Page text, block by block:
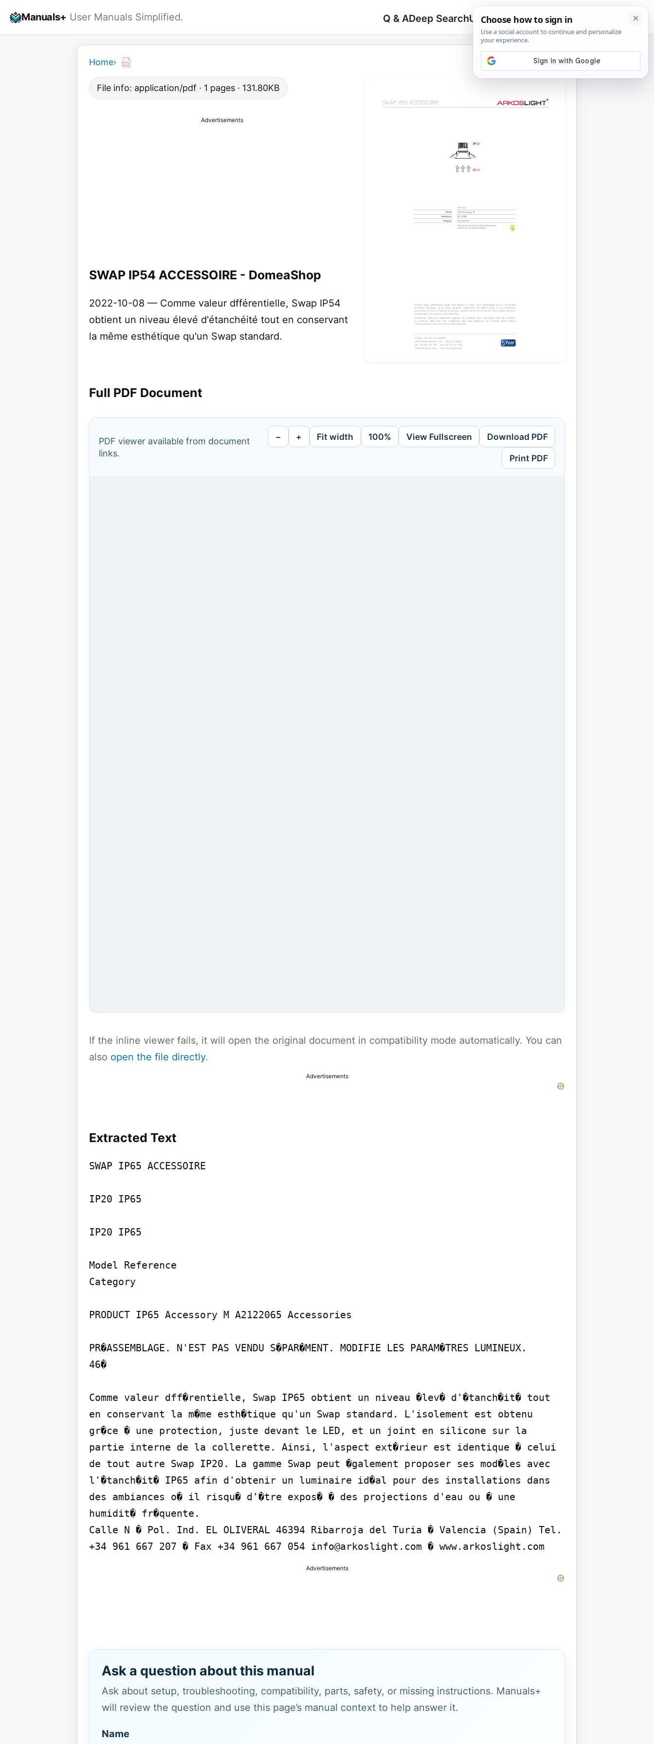
Manuals+ User Manuals Simplified. Q & ADeep SearchUpload
Search
for:
🔍
Home›
File info: application/pdf · 1 pages · 131.80KB
Advertisements
SWAP IP54 ACCESSOIRE - DomeaShop
2022-10-08 — Comme valeur dfférentielle, Swap IP54
obtient un niveau élevé d'étanchéité tout en conservant
la même esthétique qu'un Swap standard.
Full PDF Document
PDF viewer available from document
links.
− + Fit width 100% View Fullscreen Download PDF
Print PDF
If the inline viewer fails, it will open the original document in compatibility mode automatically. You can
also open the file directly.
Advertisements
Extracted Text
SWAP IP65 ACCESSOIRE
IP20 IP65
IP20 IP65
Model Reference
Category
PRODUCT IP65 Accessory M A2122065 Accessories
PR�ASSEMBLAGE. N'EST PAS VENDU S�PAR�MENT. MODIFIE LES PARAM�TRES LUMINEUX.
46�
Comme valeur dff�rentielle, Swap IP65 obtient un niveau �lev� d'�tanch�it� tout
en conservant la m�me esth�tique qu'un Swap standard. L'isolement est obtenu
gr�ce � une protection, juste devant le LED, et un joint en silicone sur la
partie interne de la collerette. Ainsi, l'aspect ext�rieur est identique � celui
de tout autre Swap IP20. La gamme Swap peut �galement proposer ses mod�les avec
l'�tanch�it� IP65 afin d'obtenir un luminaire id�al pour des installations dans
des ambiances o� il risqu� d'�tre expos� � des projections d'eau ou � une
humidit� fr�quente.
Calle N � Pol. Ind. EL OLIVERAL 46394 Ribarroja del Turia � Valencia (Spain) Tel.
+34 961 667 207 � Fax +34 961 667 054 info@arkoslight.com � www.arkoslight.com
Advertisements
Ask a question about this manual
Ask about setup, troubleshooting, compatibility, parts, safety, or missing instructions. Manuals+
will review the question and use this page’s manual context to help answer it.
Name